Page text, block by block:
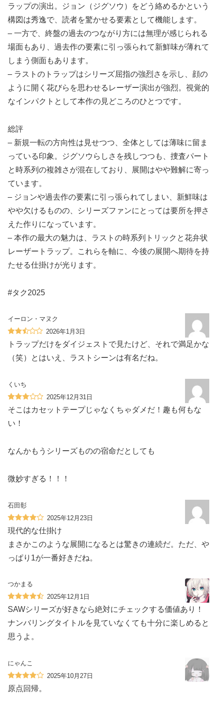
ラップの演出。ジョン（ジグソウ）をどう絡めるかという
構図は秀逸で、読者を驚かせる要素として機能します。
– 一方で、終盤の過去のつながり方には無理が感じられる
場面もあり、過去作の要素に引っ張られて新鮮味が薄れて
しまう側面もあります。
– ラストのトラップはシリーズ屈指の強烈さを示し、顔の
ように開く花びらを思わせるレーザー演出が強烈。視覚的
なインパクトとして本作の見どころのひとつです。
総評
– 新規一転の方向性は見せつつ、全体としては薄味に留ま
っている印象。ジグソウらしさを残しつつも、捜査パート
と時系列の複雑さが混在しており、展開はやや難解に寄っ
ています。
– ジョンや過去作の要素に引っ張られてしまい、新鮮味は
やや欠けるものの、シリーズファンにとっては要所を押さ
えた作りになっています。
– 本作の最大の魅力は、ラストの時系列トリックと花弁状
レーザートラップ。これらを軸に、今後の展開へ期待を持
たせる仕掛けが光ります。
#タク2025
イーロン・マヌク
2026年1月3日
トラップだけをダイジェストで見たけど、それで満足かな
（笑）とはいえ、ラストシーンは有名だね。
くいち
2025年12月31日
そこはカセットテープじゃなくちゃダメだ！趣も何もな
い！
なんかもうシリーズものの宿命だとしても
微妙すぎる！！！
石田彰
2025年12月23日
現代的な仕掛け
まさかこのような展開になるとは驚きの連続だ。ただ、や
っぱり1が一番好きだね。
つかまる
2025年12月1日
SAWシリーズが好きなら絶対にチェックする価値あり！
ナンバリングタイトルを見ていなくても十分に楽しめると
思うよ。
にゃんこ
2025年10月27日
原点回帰。